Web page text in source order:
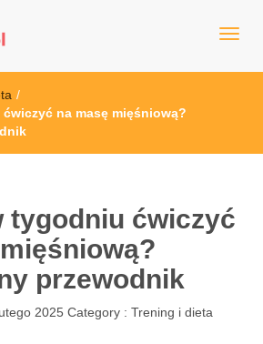
sprzęt sportowy
/
na masę mięśniową?
tygodniu ćwiczyć
przewodnik
2025 Category : Trening i dieta